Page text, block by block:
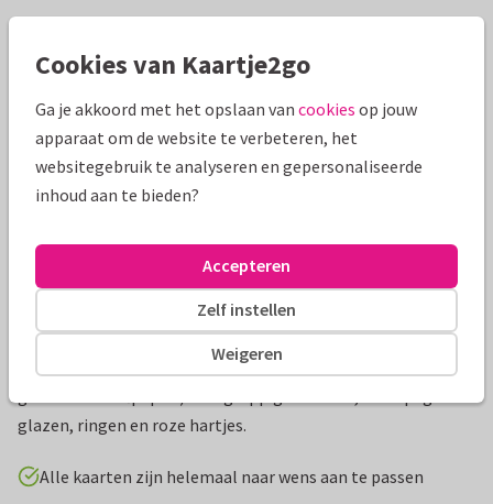
Productinformatie
Originele uitnodigingen een een kraft achtergrond (let op
glazen, ringen en roze hartjes.
Alle kaarten zijn helemaal naar wens aan te passen
Cookies van Kaartje2go
Ga je akkoord met het opslaan van cookies op jouw
apparaat om de website te verbeteren, het
websitegebruik te analyseren en gepersonaliseerde
inhoud aan te bieden?
Weigeren
Zelf instellen
Accepteren